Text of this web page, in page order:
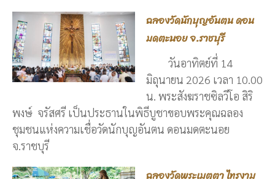
ฉลองวัดนักบุญอันตน ดอน
มดตะนอย จ.ราชบุรี
วันอาทิตย์ที่ 14
มิถุนายน 2026 เวลา 10.00
น. พระสังฆราชซิลวีโอ สิริ
พงษ์ จรัสศรี เป็นประธานในพิธีบูชาขอบพระคุณฉลอง
ชุมชนแห่งความเชื่อวัดนักบุญอันตน ดอนมดตะนอย
จ.ราชบุรี